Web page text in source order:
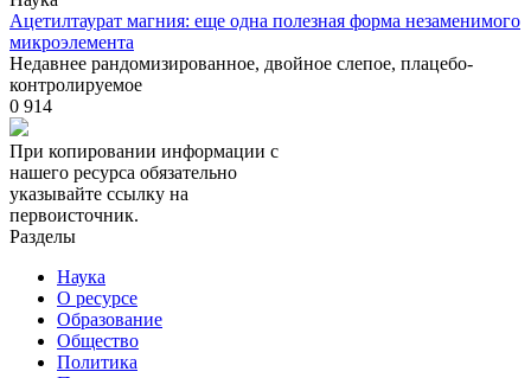
Ацетилтаурат магния: еще одна полезная форма незаменимого
микроэлемента
Недавнее рандомизированное, двойное слепое, плацебо-
контролируемое
0 914
При копировании информации с
нашего ресурса обязательно
указывайте ссылку на
первоисточник.
Разделы
Наука
О ресурсе
Образование
Общество
Политика